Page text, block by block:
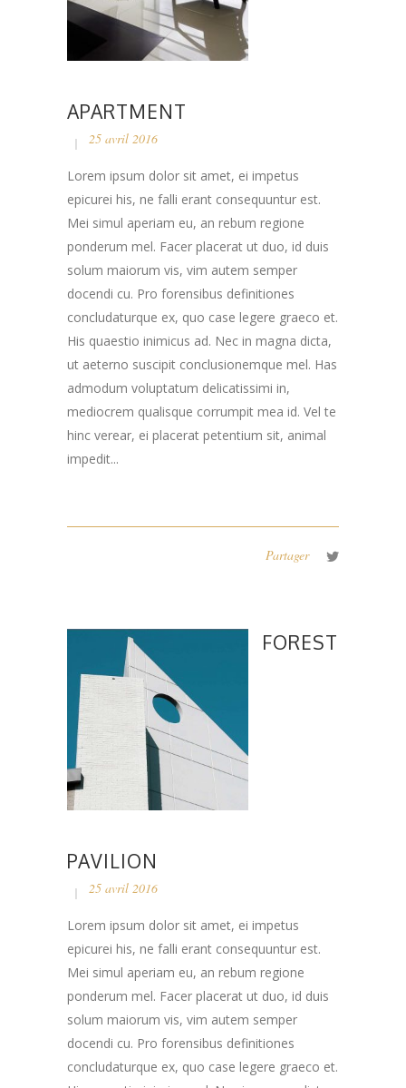
APARTMENT
25 avril 2016
Lorem ipsum dolor sit amet, ei impetus
epicurei his, ne falli erant consequuntur est.
Mei simul aperiam eu, an rebum regione
ponderum mel. Facer placerat ut duo, id duis
solum maiorum vis, vim autem semper
docendi cu. Pro forensibus definitiones
concludaturque ex, quo case legere graeco et.
His quaestio inimicus ad. Nec in magna dicta,
ut aeterno suscipit conclusionemque mel. Has
admodum voluptatum delicatissimi in,
mediocrem qualisque corrumpit mea id. Vel te
hinc verear, ei placerat petentium sit, animal
impedit...
Partager
FOREST
PAVILION
25 avril 2016
Lorem ipsum dolor sit amet, ei impetus
epicurei his, ne falli erant consequuntur est.
Mei simul aperiam eu, an rebum regione
ponderum mel. Facer placerat ut duo, id duis
solum maiorum vis, vim autem semper
docendi cu. Pro forensibus definitiones
concludaturque ex, quo case legere graeco et.